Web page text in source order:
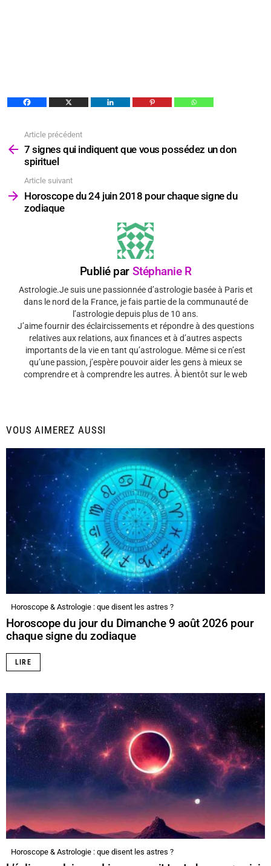
plus
Article précédent
7 signes qui indiquent que vous possédez un don
spirituel
Article suivant
Horoscope du 24 juin 2018 pour chaque signe du
zodiaque
Publié par Stéphanie R
Astrologie.Je suis une passionnée d’astrologie basée à Paris et
dans le nord de la France, je fais partie de la communauté de
l’astrologie depuis plus de 10 ans.
J’aime fournir des éclaircissements et répondre à des questions
relatives aux relations, aux finances et à d’autres aspects
importants de la vie en tant qu’astrologue. Même si ce n’est
qu’une passion, j’espère pouvoir aider les gens à mieux se
comprendre et à comprendre les autres. À bientôt sur le web
VOUS AIMEREZ AUSSI
Horoscope & Astrologie : que disent les astres ?
Horoscope du jour du Dimanche 9 août 2026 pour
chaque signe du zodiaque
LIRE
Horoscope & Astrologie : que disent les astres ?